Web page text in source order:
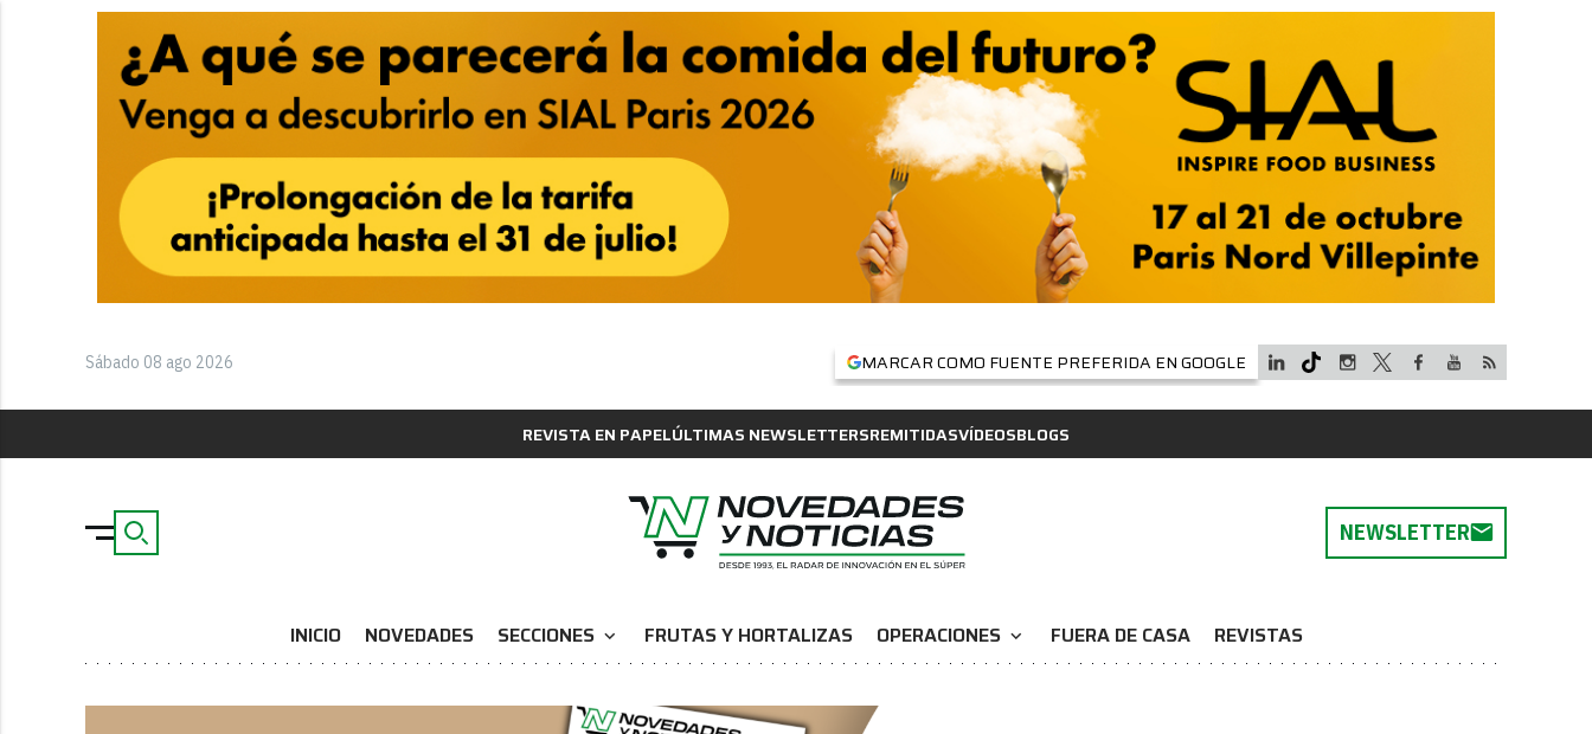
Sábado 08 ago 2026 MARCAR COMO FUENTE PREFERIDA EN GOOGLE
REVISTA EN PAPELÚLTIMAS NEWSLETTERSREMITIDASVÍDEOSBLOGS
NEWSLETTER
INICIO NOVEDADES SECCIONES expand_more FRUTAS Y HORTALIZAS OPERACIONES expand_more FUERA DE CASA REVISTAS